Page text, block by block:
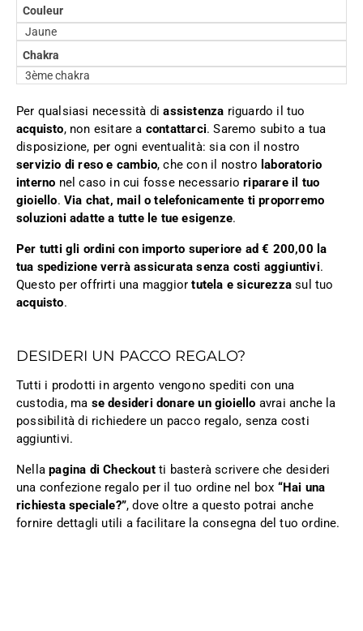
Couleur
Jaune
Chakra
3ème chakra
Per qualsiasi necessità diassistenza riguardo il tuo
acquisto, non esitare a contattarci. Saremo subito a tua
disposizione, per ogni eventualità: sia con il nostro
servizio di reso e cambio, che con il nostro laboratorio
interno nel caso in cui fosse necessarioriparare il tuo
gioiello.Via chat, mail o telefonicamente ti proporremo
soluzioni adatte a tutte le tue esigenze.
Per tutti gli ordini con importo superiore ad € 200,00 la
tua spedizione verrà assicurata senza costi aggiuntivi.
Questo per offrirti una maggiortutela e sicurezza sul tuo
acquisto.
DESIDERI UN PACCO REGALO?
Tutti i prodotti in argento vengono spediti con una
custodia, ma se desideri donare un gioiello avrai anche la
possibilità di richiedere un pacco regalo, senza costi
aggiuntivi.
Nellapagina di Checkoutti basterà scrivere che desideri
una confezione regalo per il tuo ordine nel box “Hai una
richiesta speciale?”, dove oltre a questo potrai anche
fornire dettagli utili a facilitare la consegna del tuo ordine.